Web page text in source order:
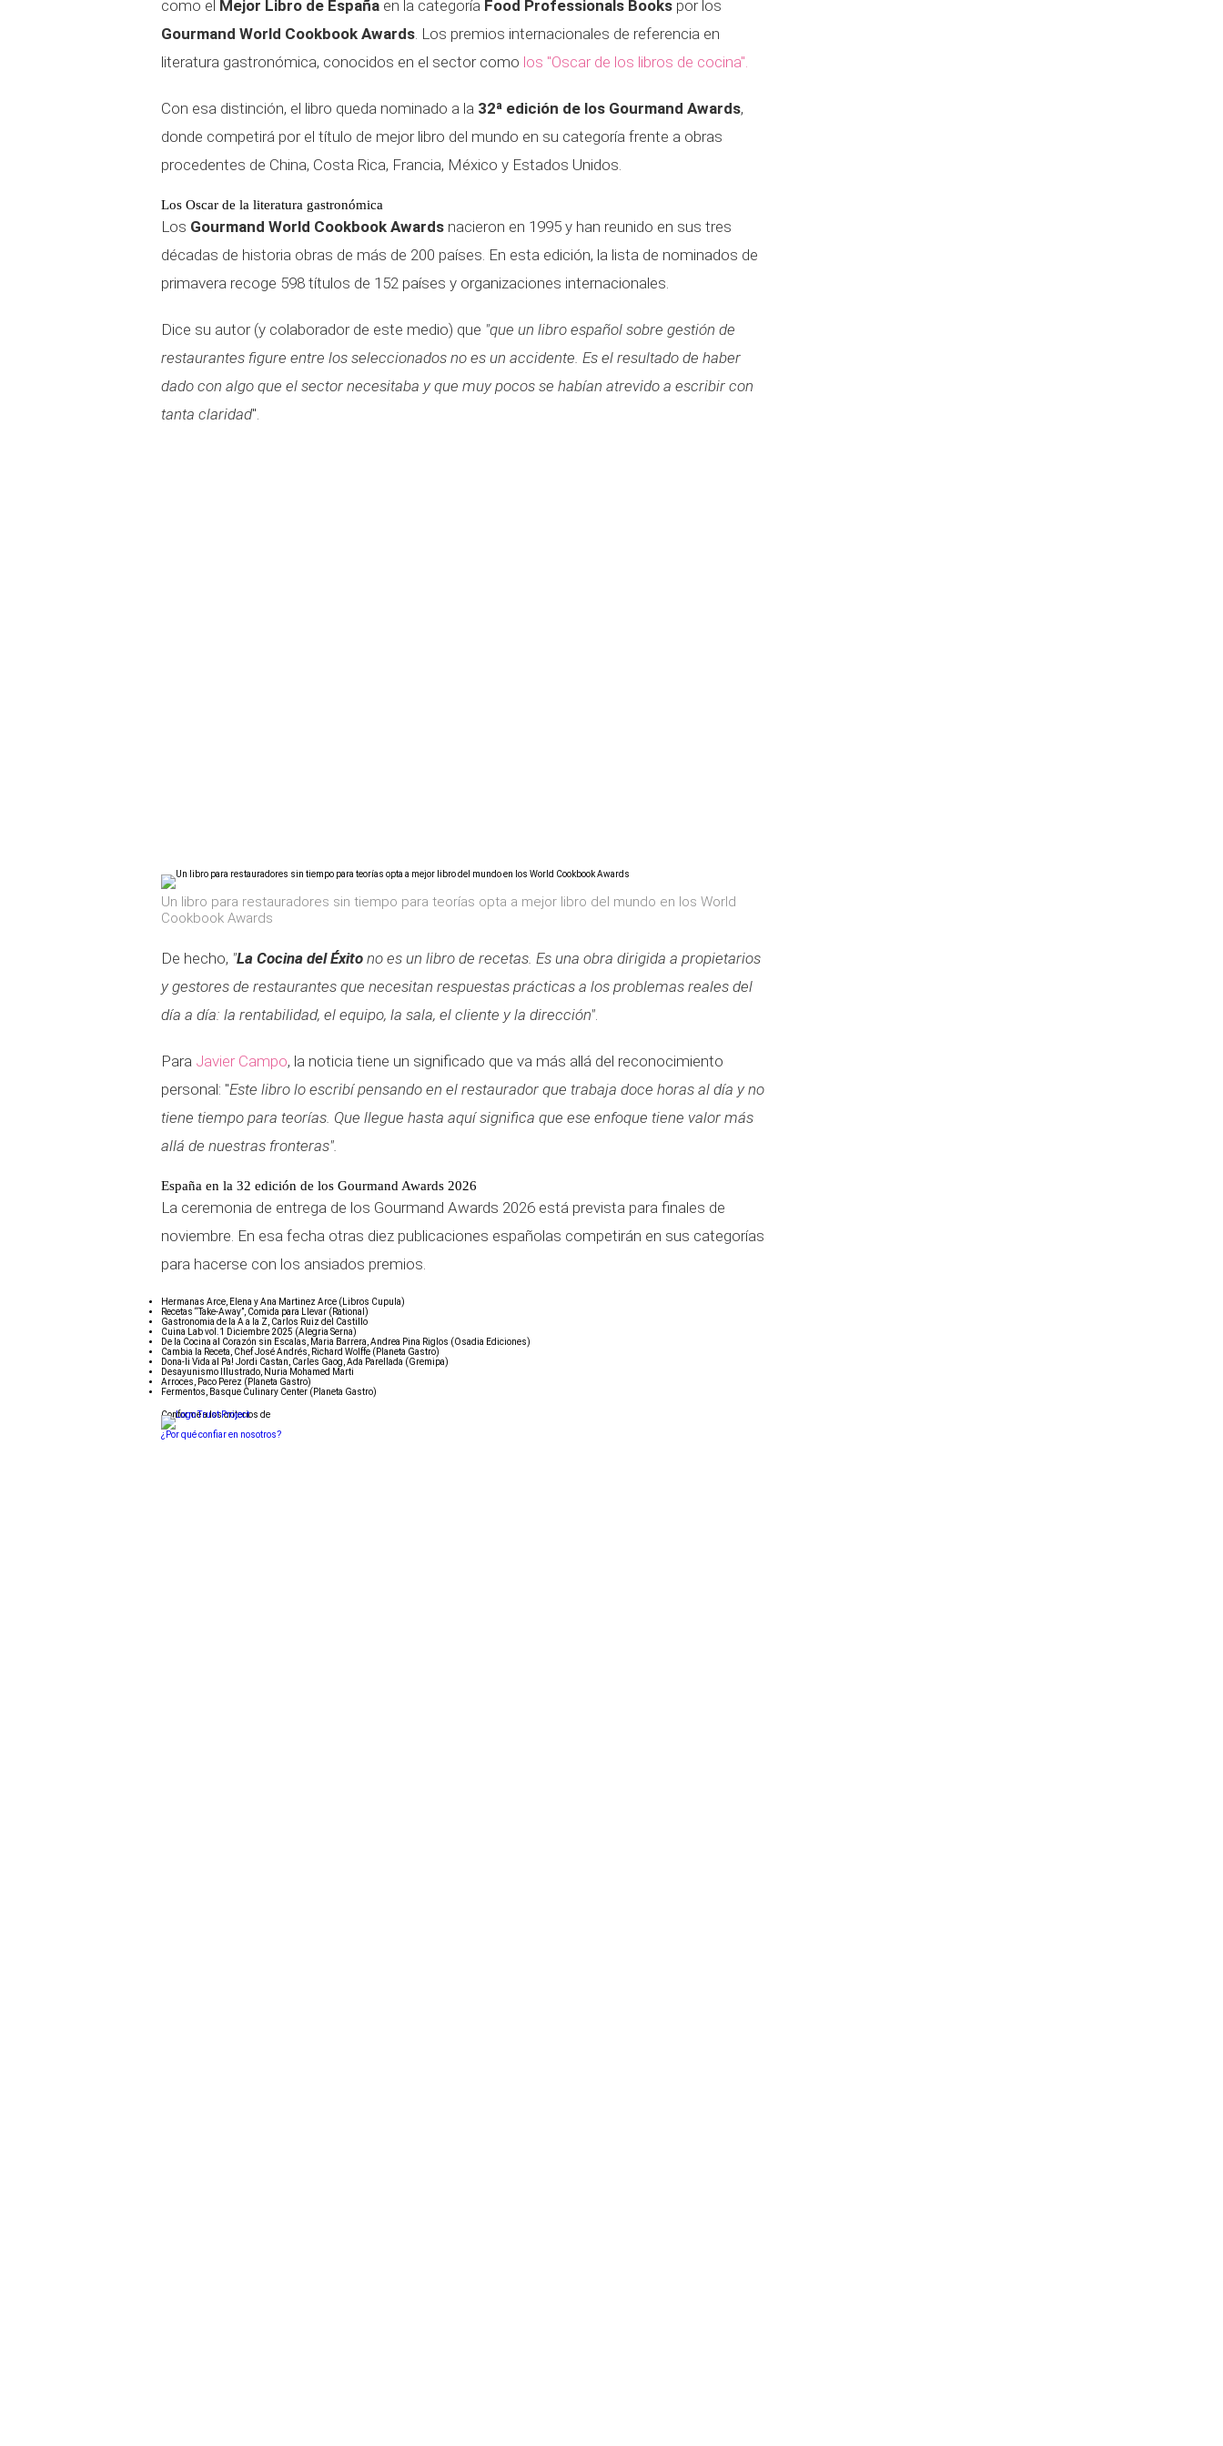
como el Mejor Libro de España en la categoría Food Professionals Books por los
Gourmand World Cookbook Awards. Los premios internacionales de referencia en
literatura gastronómica, conocidos en el sector como los "Oscar de los libros de cocina".
Con esa distinción, el libro queda nominado a la 32ª edición de los Gourmand Awards,
donde competirá por el título de mejor libro del mundo en su categoría frente a obras
procedentes de China, Costa Rica, Francia, México y Estados Unidos.
Los Oscar de la literatura gastronómica
Los Gourmand World Cookbook Awards nacieron en 1995 y han reunido en sus tres
décadas de historia obras de más de 200 países. En esta edición, la lista de nominados de
primavera recoge 598 títulos de 152 países y organizaciones internacionales.
Dice su autor (y colaborador de este medio) que "que un libro español sobre gestión de
restaurantes figure entre los seleccionados no es un accidente. Es el resultado de haber
dado con algo que el sector necesitaba y que muy pocos se habían atrevido a escribir con
tanta claridad".
Un libro para restauradores sin tiempo para teorías opta a mejor libro del mundo en los World
Cookbook Awards
De hecho, "La Cocina del Éxito no es un libro de recetas. Es una obra dirigida a propietarios
y gestores de restaurantes que necesitan respuestas prácticas a los problemas reales del
día a día: la rentabilidad, el equipo, la sala, el cliente y la dirección".
Para Javier Campo, la noticia tiene un significado que va más allá del reconocimiento
personal: "Este libro lo escribí pensando en el restaurador que trabaja doce horas al día y no
tiene tiempo para teorías. Que llegue hasta aquí significa que ese enfoque tiene valor más
allá de nuestras fronteras".
España en la 32 edición de los Gourmand Awards 2026
La ceremonia de entrega de los Gourmand Awards 2026 está prevista para finales de
noviembre. En esa fecha otras diez publicaciones españolas competirán en sus categorías
para hacerse con los ansiados premios.
Hermanas Arce, Elena y Ana Martinez Arce (Libros Cupula)
Recetas “Take-Away”, Comida para Llevar (Rational)
Gastronomia de la A a la Z, Carlos Ruiz del Castillo
Cuina Lab vol.1 Diciembre 2025 (Alegria Serna)
De la Cocina al Corazón sin Escalas, Maria Barrera, Andrea Pina Riglos (Osadia Ediciones)
Cambia la Receta, Chef José Andrés, Richard Wolffe (Planeta Gastro)
Dona-li Vida al Pa! Jordi Castan, Carles Gaog, Ada Parellada (Gremipa)
Desayunismo Illustrado, Nuria Mohamed Marti
Arroces, Paco Perez (Planeta Gastro)
Fermentos, Basque Culinary Center (Planeta Gastro)
Conforme a los criterios de
¿Por qué confiar en nosotros?